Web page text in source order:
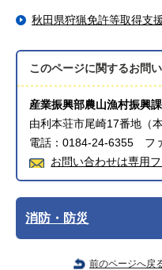
秋田県狩猟免許等取得支
このページに関するお問
産業振興部農山漁村振興課
由利本荘市尾崎17番地（
電話：0184-24-6355 フ
お問い合わせは専用
消防・防災
前のページへ戻